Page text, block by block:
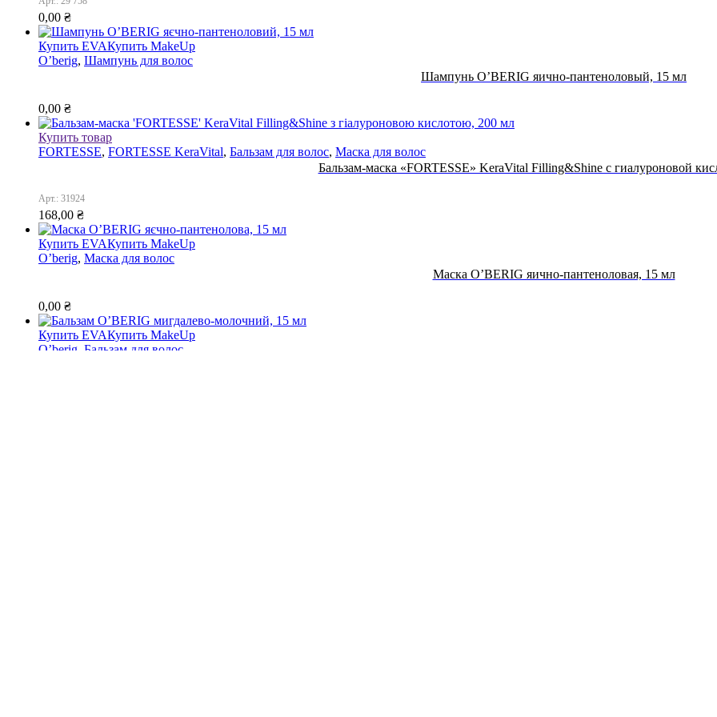
0,00 ₴
Купить EVAКупить MakeUp
O’berig, Шампунь для волос
Шампунь O’BERIG яично-пантеноловый, 15 мл
0,00 ₴
Купить товар
FORTESSE, FORTESSE KeraVital, Бальзам для волос, Маска для волос
Бальзам-маска «FORTESSE» KeraVital Filling&Shine с гиалуроновой
Арт.: 31924
168,00 ₴
Купить EVAКупить MakeUp
O’berig, Маска для волос
Маска O’BERIG яично-пантеноловая, 15 мл
0,00 ₴
Купить EVAКупить MakeUp
O’berig Бальзам для волос